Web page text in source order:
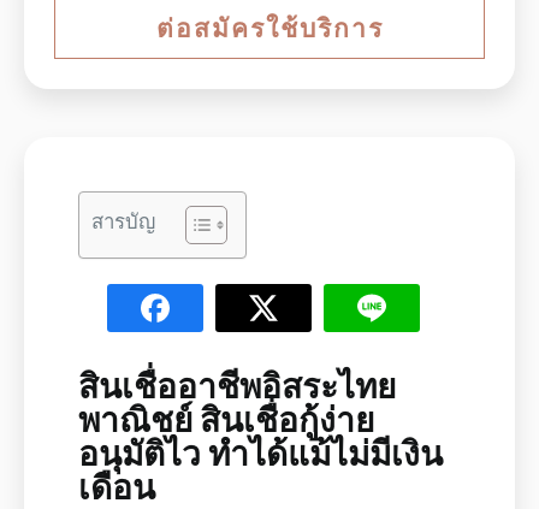
ต่อสมัครใช้บริการ
สารบัญ
สินเชื่ออาชีพอิสระไทย
พาณิชย์ สินเชื่อกู้ง่าย
อนุมัติไว ทำได้แม้ไม่มีเงิน
เดือน